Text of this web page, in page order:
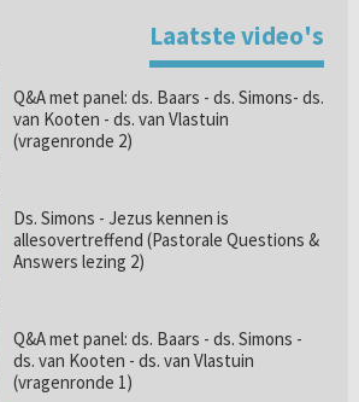
Laatste video's
Q&A met panel: ds. Baars - ds. Simons- ds.
van Kooten - ds. van Vlastuin
(vragenronde 2)
Ds. Simons - Jezus kennen is
allesovertreffend (Pastorale Questions &
Answers lezing 2)
Q&A met panel: ds. Baars - ds. Simons -
ds. van Kooten - ds. van Vlastuin
(vragenronde 1)